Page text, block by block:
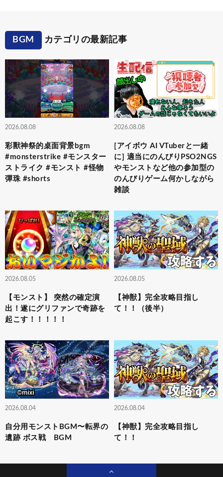
BGM カテゴリの最新記事
2026.08.08
彩獸神祭的桌面背景bgm
#monsterstrike #モンスター
ストライク #モンスト #怪物
彈珠 #shorts
2026.08.08
[アイボウ AI VTuberと一緒
に] 適当にのんびりPSO2NGS
やモンストなど他の参加型の
のんびりゲーム何かしながら
雑談
2026.08.05
【モンスト】 突然の確定演
出！遂にグリファンで奇跡を
起こす！！！！！
2026.08.05
【神獣】完全攻略目指し
て！！（後半）
2026.08.04
自分用モンストBGM〜転界の
遺跡 ボス戦 BGM
2026.08.04
【神獣】完全攻略目指し
て！！